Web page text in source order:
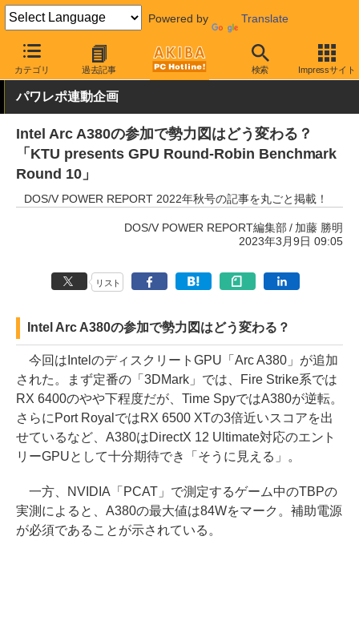
Powered by Translate
カテゴリ 過去記事 検索 Impressサイト
AKIBA PC Hotline! PCパーツ ビデオカード（グラフィックボード
パワレポ連動企画
Intel Arc A380の参加で勢力図はどう変わる？
「KTU presents GPU Round-Robin Benchmark
Round 10」
DOS/V POWER REPORT 2022年秋号の記事を丸ごと掲載！
DOS/V POWER REPORT編集部
加藤 勝明
2023年3月9日 09:05
リスト
Intel Arc A380の参加で勢力図はどう変わる？
今回はIntelのディスクリートGPU「Arc A380」が追加
された。まず定番の「3DMark」では、Fire Strike系では
RX 6400のやや下程度だが、Time SpyではA380が逆転。
さらにPort RoyalではRX 6500 XTの3倍近いスコアを出
せているなど、A380はDirectX 12 Ultimate対応のエント
リーGPUとして十分期待でき「そうに見える」。
一方、NVIDIA「PCAT」で測定するゲーム中のTBPの
実測によると、A380の最大値は84Wをマーク。補助電源
が必須であることが示されている。